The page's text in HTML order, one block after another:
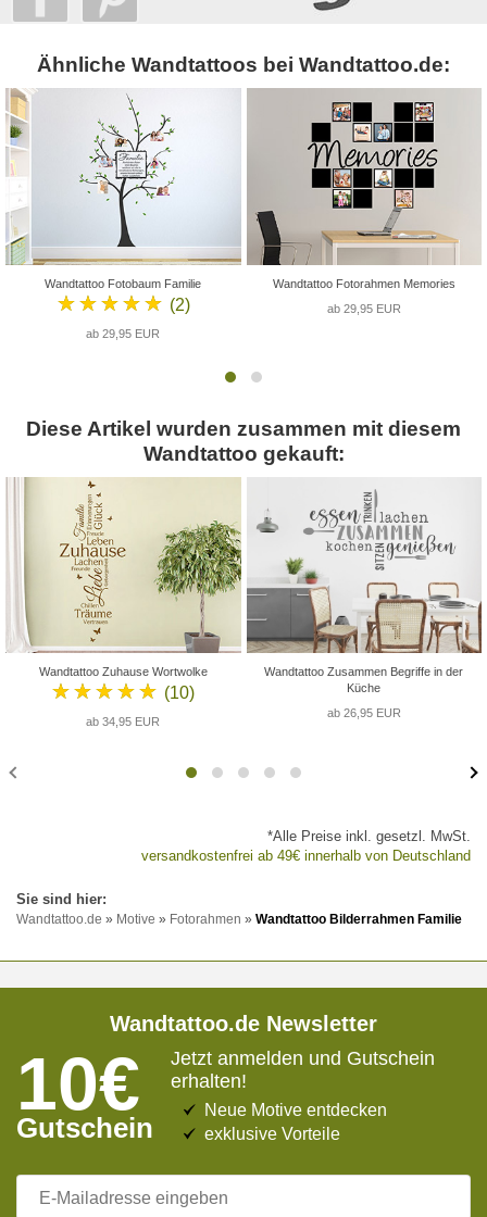
Ähnliche Wandtattoos bei Wandtattoo.de:
Wandtattoo Fotobaum Familie
★★★★★ (2)
ab 29,95 EUR
Wandtattoo Fotorahmen Memories
ab 29,95 EUR
Diese Artikel wurden zusammen mit diesem
Wandtattoo gekauft:
Wandtattoo Zuhause Wortwolke
★★★★★ (10)
ab 34,95 EUR
Wandtattoo Zusammen Begriffe in der
Küche
ab 26,95 EUR
*Alle Preise inkl. gesetzl. MwSt.
versandkostenfrei ab 49€ innerhalb von Deutschland
Wandtattoo.de » Motive » Fotorahmen » Wandtattoo Bilderrahmen Familie
Wandtattoo.de Newsletter
10€
Gutschein
Jetzt anmelden und Gutschein
erhalten!
Neue Motive entdecken
exklusive Vorteile